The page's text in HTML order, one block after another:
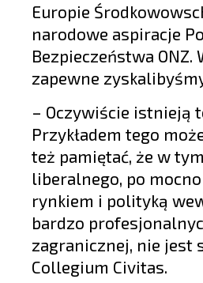
Europie
narodowe aspiracje
Bezpieczeństwa
zapewne
– Oczywiście istnieją
Przykładem tego
też pamiętać, że w
liberalnego, po
rynkiem i polityką
bardzo
zagranicznej, nie jest
Collegium Civitas.